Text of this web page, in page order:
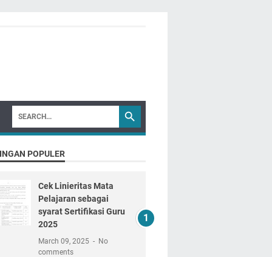
POPULER
Cek Linieritas Mata
Pelajaran sebagai
syarat Sertifikasi Guru
2025
March 09, 2025
No
comments